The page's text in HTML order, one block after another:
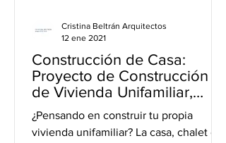
Construcción de Casa:
Proyecto de Construcción
de Vivienda Unifamiliar,
Chalet o Villa
¿Pensando en construir tu propia
vivienda unifamiliar? La casa, chalet o
Cristina Beltrán Arquitectos
12 ene 2021